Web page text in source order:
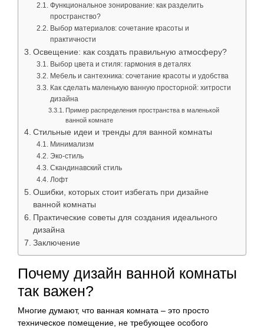
Функциональное зонирование: как разделить
пространство?
Выбор материалов: сочетание красоты и
практичности
Освещение: как создать правильную атмосферу?
Выбор цвета и стиля: гармония в деталях
Мебель и сантехника: сочетание красоты и удобства
Как сделать маленькую ванную просторной: хитрости
дизайна
Пример распределения пространства в маленькой
ванной комнате
Стильные идеи и тренды для ванной комнаты
Минимализм
Эко-стиль
Скандинавский стиль
Лофт
Ошибки, которых стоит избегать при дизайне
ванной комнаты
Практические советы для создания идеального
дизайна
Заключение
Почему дизайн ванной комнаты
так важен?
Многие думают, что ванная комната – это просто
техническое помещение, не требующее особого